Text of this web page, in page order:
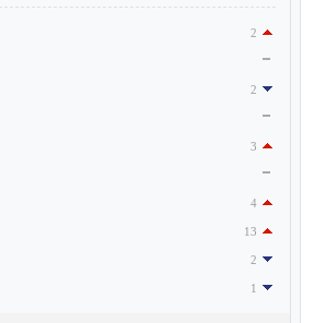
2
2
3
4
13
2
1